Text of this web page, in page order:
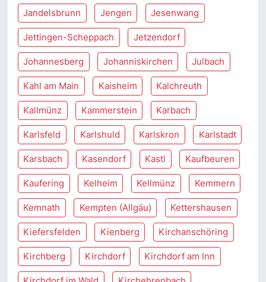
Jandelsbrunn Jengen Jesenwang
Jettingen-Scheppach Jetzendorf
Johannesberg Johanniskirchen Julbach
Kahl am Main Kaisheim Kalchreuth
Kallmünz Kammerstein Karbach
Karlsfeld Karlshuld Karlskron Karlstadt
Karsbach Kasendorf Kastl Kaufbeuren
Kaufering Kelheim Kellmünz Kemmern
Kemnath Kempten (Allgäu) Kettershausen
Kiefersfelden Kienberg Kirchanschöring
Kirchberg Kirchdorf Kirchdorf am Inn